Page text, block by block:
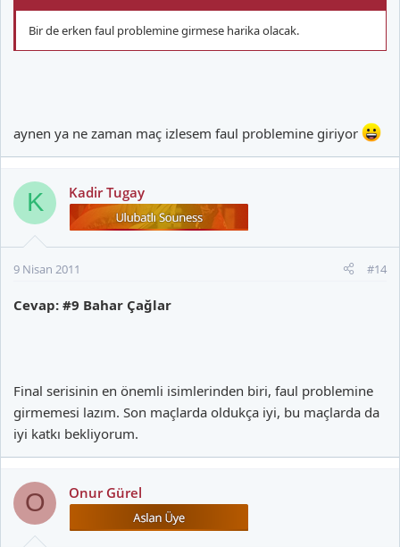
Bir de erken faul problemine girmese harika olacak.
aynen ya ne zaman maç izlesem faul problemine giriyor
K Kadir Tugay
9 Nisan 2011 #14
Cevap: #9 Bahar Çağlar
Final serisinin en önemli isimlerinden biri, faul problemine
girmemesi lazım. Son maçlarda oldukça iyi, bu maçlarda da
iyi katkı bekliyorum.
O Onur Gürel